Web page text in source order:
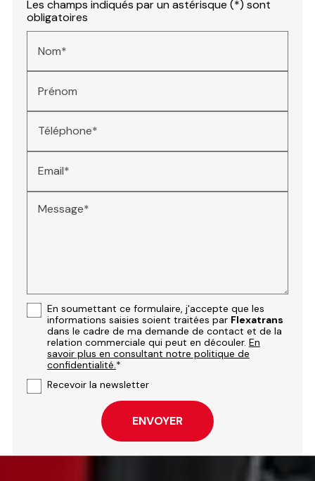
Les champs indiqués par un astérisque (*) sont
obligatoires
Nom*
Prénom
Téléphone*
Email*
Message*
En soumettant ce formulaire, j'accepte que les
informations saisies soient traitées par Flexatrans
dans le cadre de ma demande de contact et de la
relation commerciale qui peut en découler. En
savoir plus en consultant notre politique de
confidentialité.*
Recevoir la newsletter